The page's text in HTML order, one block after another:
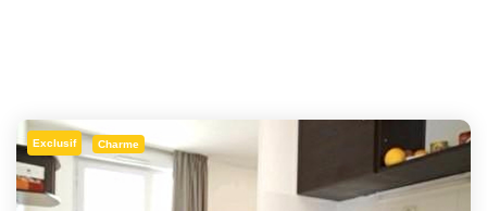
Exclusif Charme